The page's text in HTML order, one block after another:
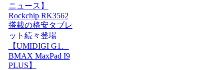
ニュース】
Rockchip RK3562
搭載の格安タブレ
ット続々登場
【UMIDIGI G1、
BMAX MaxPad I9
PLUS】